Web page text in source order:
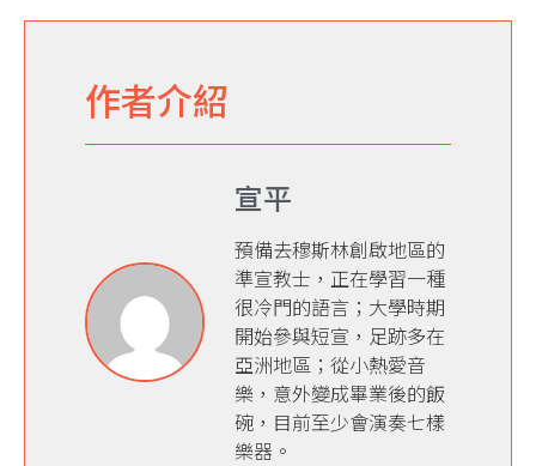
作者介紹
宣平
預備去穆斯林創啟地區的
準宣教士，正在學習一種
很冷門的語言；大學時期
開始參與短宣，足跡多在
亞洲地區；從小熱愛音
樂，意外變成畢業後的飯
碗，目前至少會演奏七樣
樂器。